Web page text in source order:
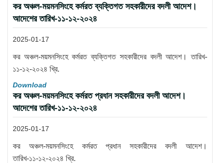
কর অঞ্চল-ময়মনসিংহে কর্মরত ব্যক্তিগত সহকারীদের বদলী আদেশ।
আদেশের তারিখ-১১-১২-২০২৪
2025-01-17
কর অঞ্চল-ময়মনসিংহে কর্মরত ব্যক্তিগত সহকারীদের বদলী আদেশ। তারিখ-
১১-১২-২০২৪ খ্রি.
Download
কর অঞ্চল-ময়মনসিংহে কর্মরত প্রধান সহকারীদের বদলী আদেশ।
আদেশের তারিখ-১১-১২-২০২৪
2025-01-17
কর অঞ্চল-ময়মনসিংহে কর্মরত প্রধান সহকারীদের বদলী আদেশ।
তারিখ-১১-১২-২০২৪ খ্রি.